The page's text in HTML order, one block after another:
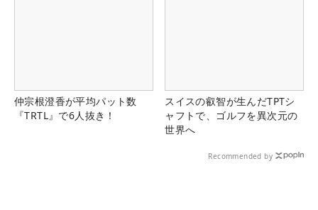
仲宗根澄香が平均パット数
『TRTL』で6人抜き！
スイスの叡智が生んだTPTシ
ャフトで、ゴルフを異次元の
世界へ
Recommended by